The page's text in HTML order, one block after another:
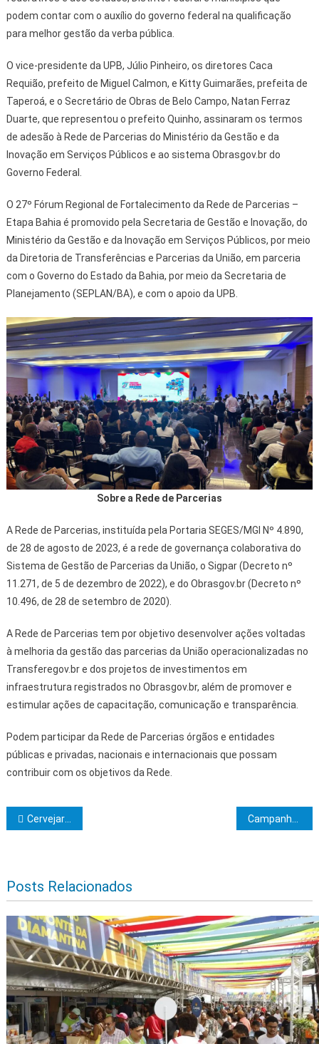
podem contar com o auxílio do governo federal na qualificação
para melhor gestão da verba pública.
O vice-presidente da UPB, Júlio Pinheiro, os diretores Caca
Requião, prefeito de Miguel Calmon, e Kitty Guimarães, prefeita de
Taperoá, e o Secretário de Obras de Belo Campo, Natan Ferraz
Duarte, que representou o prefeito Quinho, assinaram os termos
de adesão à Rede de Parcerias do Ministério da Gestão e da
Inovação em Serviços Públicos e ao sistema Obrasgov.br do
Governo Federal.
O 27º Fórum Regional de Fortalecimento da Rede de Parcerias –
Etapa Bahia é promovido pela Secretaria de Gestão e Inovação, do
Ministério da Gestão e da Inovação em Serviços Públicos, por meio
da Diretoria de Transferências e Parcerias da União, em parceria
com o Governo do Estado da Bahia, por meio da Secretaria de
Planejamento (SEPLAN/BA), e com o apoio da UPB.
Sobre a Rede de Parcerias
A Rede de Parcerias, instituída pela Portaria SEGES/MGI Nº 4.890,
de 28 de agosto de 2023, é a rede de governança colaborativa do
Sistema de Gestão de Parcerias da União, o Sigpar (Decreto nº
11.271, de 5 de dezembro de 2022), e do Obrasgov.br (Decreto nº
10.496, de 28 de setembro de 2020).
A Rede de Parcerias tem por objetivo desenvolver ações voltadas
à melhoria da gestão das parcerias da União operacionalizadas no
Transferegov.br e dos projetos de investimentos em
infraestrutura registrados no Obrasgov.br, além de promover e
estimular ações de capacitação, comunicação e transparência.
Podem participar da Rede de Parcerias órgãos e entidades
públicas e privadas, nacionais e internacionais que possam
contribuir com os objetivos da Rede.
Navegação de Post
Cervejaria premiada confirma participação no Bahia Beer Festival – Alagoinhas 2024
Posts Relacionados